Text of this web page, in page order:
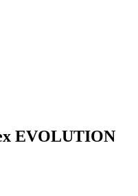
EVOLUTION